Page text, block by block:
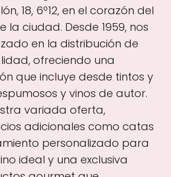
18, 6º12, en el corazón del
la ciudad. Desde 1959, nos
en la distribución de
ofreciendo una
que incluye desde tintos y
y vinos de autor.
variada oferta,
adicionales como catas
personalizado para
ideal y una exclusiva